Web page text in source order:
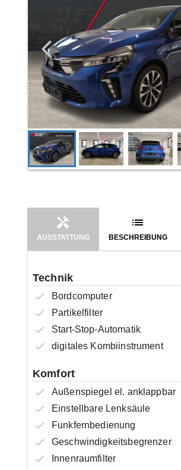
AUSSTATTUNG BESCHREIBUNG
Technik
Bordcomputer
Partikelfilter
Start-Stop-Automatik
digitales Kombiinstrument
Komfort
Außenspiegel el. anklappbar
Einstellbare Lenksäule
Funkfernbedienung
Geschwindigkeitsbegrenzer
Innenraumfilter